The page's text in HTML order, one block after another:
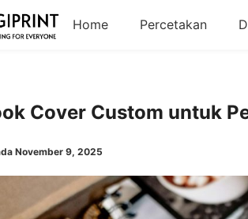
Home Percetakan
Cover Custom untuk
November 9, 2025